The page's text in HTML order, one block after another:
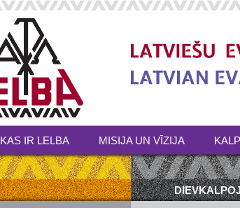
KAS IR LELBA MISIJA UN VĪZIJA